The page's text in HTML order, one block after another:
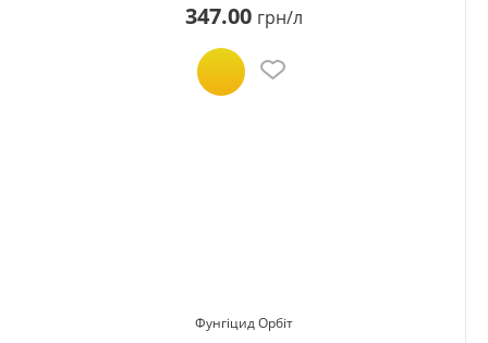
347.00 грн/л
Фунгіцид Орбіт